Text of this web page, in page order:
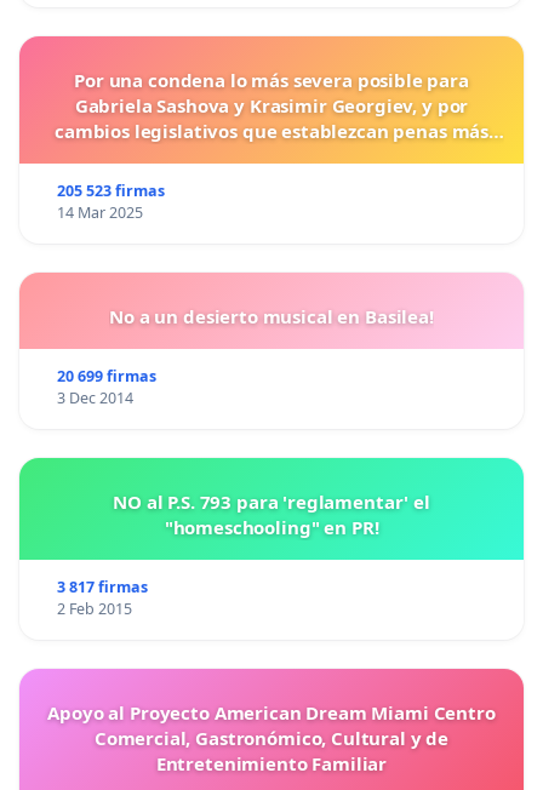
Por una condena lo más severa posible para
Gabriela Sashova y Krasimir Georgiev, y por
cambios legislativos que establezcan penas más
205 523 firmas
14 Mar 2025
No a un desierto musical en Basilea!
20 699 firmas
3 Dec 2014
NO al P.S. 793 para 'reglamentar' el
"homeschooling" en PR!
3 817 firmas
2 Feb 2015
Apoyo al Proyecto American Dream Miami Centro
Comercial, Gastronómico, Cultural y de
Entretenimiento Familiar